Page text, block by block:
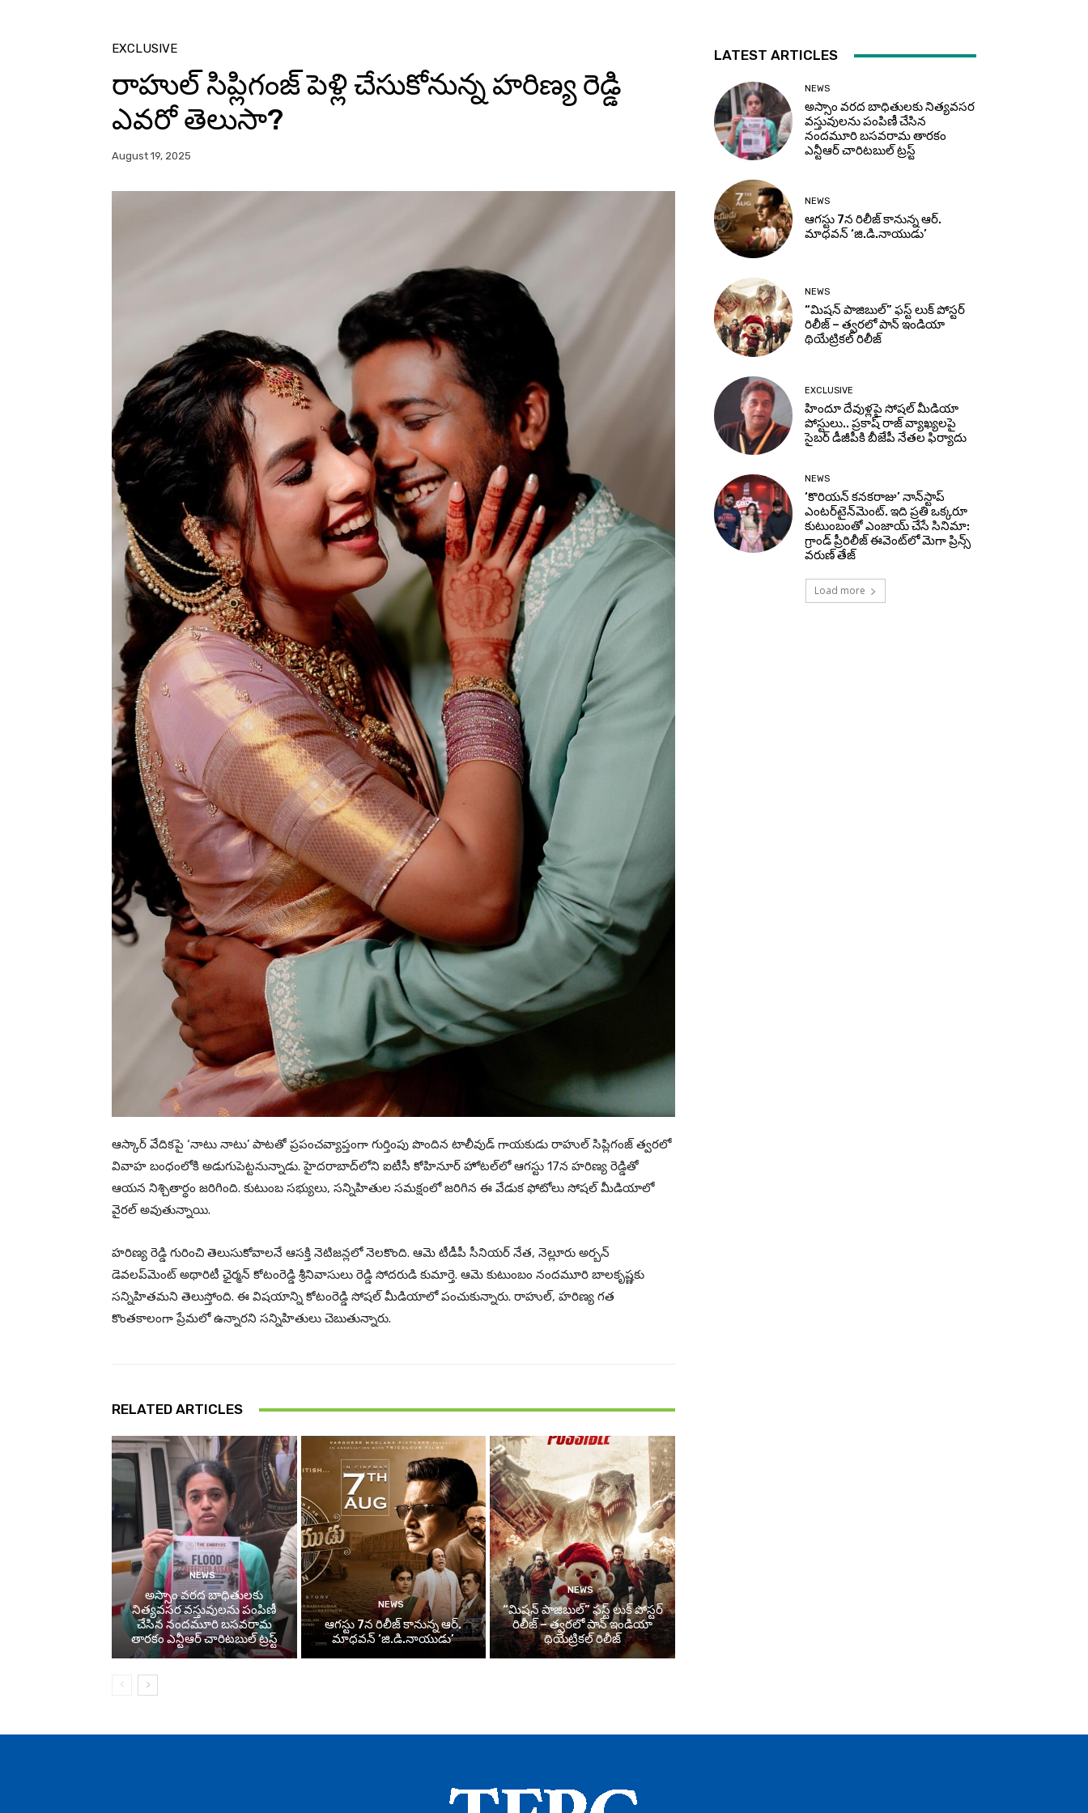
EXCLUSIVE
రాహుల్ సిప్లిగంజ్ పెళ్లి చేసుకోనున్న హరిణ్య రెడ్డి
ఎవరో తెలుసా?
August 19, 2025
ఆస్కార్ వేదికపై ‘నాటు నాటు’ పాటతో ప్రపంచవ్యాప్తంగా గుర్తింపు పొందిన టాలీవుడ్ గాయకుడు రాహుల్ సిప్లిగంజ్ త్వరలో
వివాహ బంధంలోకి అడుగుపెట్టనున్నాడు. హైదరాబాద్‌లోని ఐటీసీ కోహినూర్ హోటల్‌లో ఆగస్టు 17న హరిణ్య రెడ్డితో
ఆయన నిశ్చితార్థం జరిగింది. కుటుంబ సభ్యులు, సన్నిహితుల సమక్షంలో జరిగిన ఈ వేడుక ఫోటోలు సోషల్ మీడియాలో
వైరల్ అవుతున్నాయి.
హరిణ్య రెడ్డి గురించి తెలుసుకోవాలనే ఆసక్తి నెటిజన్లలో నెలకొంది. ఆమె టీడీపీ సీనియర్ నేత, నెల్లూరు అర్బన్
డెవలప్‌మెంట్ అథారిటీ ఛైర్మన్ కోటంరెడ్డి శ్రీనివాసులు రెడ్డి సోదరుడి కుమార్తె. ఆమె కుటుంబం నందమూరి బాలకృష్ణకు
సన్నిహితమని తెలుస్తోంది. ఈ విషయాన్ని కోటంరెడ్డి సోషల్ మీడియాలో పంచుకున్నారు. రాహుల్, హరిణ్య గత
కొంతకాలంగా ప్రేమలో ఉన్నారని సన్నిహితులు చెబుతున్నారు.
RELATED ARTICLES
NEWS
అస్సాం వరద బాధితులకు
నిత్యవసర వస్తువులను పంపిణీ
చేసిన నందమూరి బసవరామ
తారకం ఎన్టీఆర్ చారిటబుల్ ట్రస్ట్
NEWS
ఆగస్టు 7న రిలీజ్ కానున్న ఆర్‌.
మాధవన్‌ ‘జి.డి.నాయుడు’
NEWS
“మిషన్ పాజిబుల్” ఫస్ట్ లుక్ పోస్టర్
రిలీజ్ – త్వరలో పాన్ ఇండియా
థియేట్రికల్ రిలీజ్
LATEST ARTICLES
NEWS
అస్సాం వరద బాధితులకు నిత్యవసర
వస్తువులను పంపిణీ చేసిన
నందమూరి బసవరామ తారకం
ఎన్టీఆర్ చారిటబుల్ ట్రస్ట్
NEWS
ఆగస్టు 7న రిలీజ్ కానున్న ఆర్‌.
మాధవన్‌ ‘జి.డి.నాయుడు’
NEWS
“మిషన్ పాజిబుల్” ఫస్ట్ లుక్ పోస్టర్
రిలీజ్ – త్వరలో పాన్ ఇండియా
థియేట్రికల్ రిలీజ్
EXCLUSIVE
హిందూ దేవుళ్లపై సోషల్ మీడియా
పోస్టులు.. ప్రకాష్ రాజ్ వ్యాఖ్యలపై
సైబర్ డీజీపీకి బీజేపీ నేతల ఫిర్యాదు
NEWS
‘కొరియన్ కనకరాజు’ నాన్‌స్టాప్
ఎంటర్‌టైన్‌మెంట్. ఇది ప్రతి ఒక్కరూ
కుటుంబంతో ఎంజాయ్ చేసే సినిమా:
గ్రాండ్ ప్రీరిలీజ్ ఈవెంట్‌లో మెగా ప్రిన్స్
వరుణ్ తేజ్
Load more